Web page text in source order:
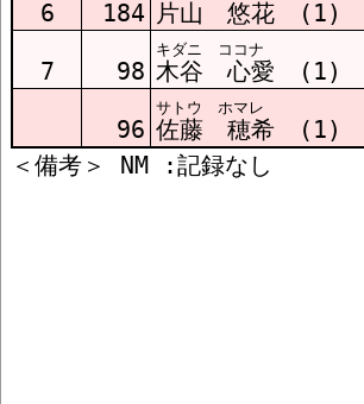
6 184 片山 悠花 (1)
7 98
キダニ ココナ
木谷 心愛 (1)
96
サトウ ホマレ
佐藤 穂希 (1)